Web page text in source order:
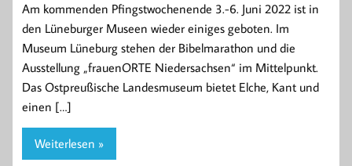
Am kommenden Pfingstwochenende 3.-6. Juni 2022 ist in
den Lüneburger Museen wieder einiges geboten. Im
Museum Lüneburg stehen der Bibelmarathon und die
Ausstellung „frauenORTE Niedersachsen“ im Mittelpunkt.
Das Ostpreußische Landesmuseum bietet Elche, Kant und
einen […]
Weiterlesen »